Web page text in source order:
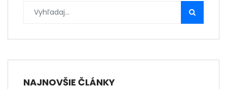
NAJNOVŠIE ČLÁNKY